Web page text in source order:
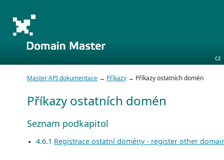
cz
Master API dokumentace → Příkazy → Příkazy ostatních domén
Příkazy ostatních domén
Seznam podkapitol
4.6.1 Registrace ostatní domény - register other